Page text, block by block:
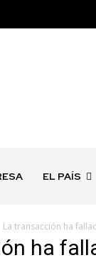
EL PAÍS
La transacción ha
ha